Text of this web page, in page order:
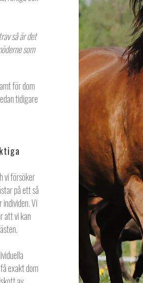
så är det
som
för dom
tidigare
vi försöker
på ett så
Vi
att vi kan
exakt dom